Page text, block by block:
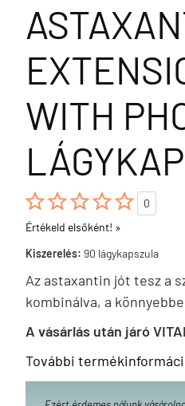
WITH

0
Értékeld elsőként! »
Kiszerelés: 90 lágykapszula
Az astaxantin jót tesz a
kombinálva, a
A vásárlás után járó
További